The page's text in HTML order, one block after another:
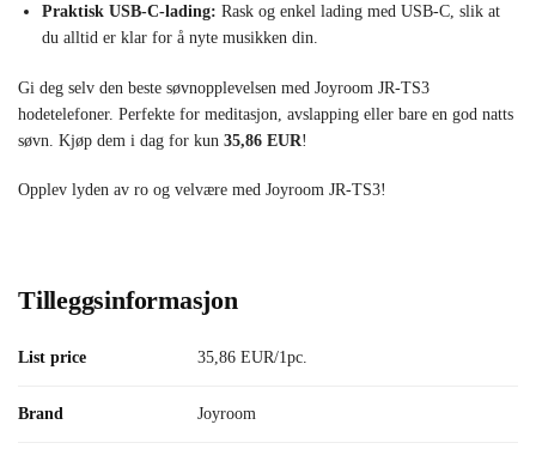
Praktisk USB-C-lading: Rask og enkel lading med USB-C, slik at
du alltid er klar for å nyte musikken din.
Gi deg selv den beste søvnopplevelsen med Joyroom JR-TS3
hodetelefoner. Perfekte for meditasjon, avslapping eller bare en god natts
søvn. Kjøp dem i dag for kun 35,86 EUR!
Opplev lyden av ro og velvære med Joyroom JR-TS3!
Tilleggsinformasjon
List price 35,86 EUR/1pc.
Brand Joyroom